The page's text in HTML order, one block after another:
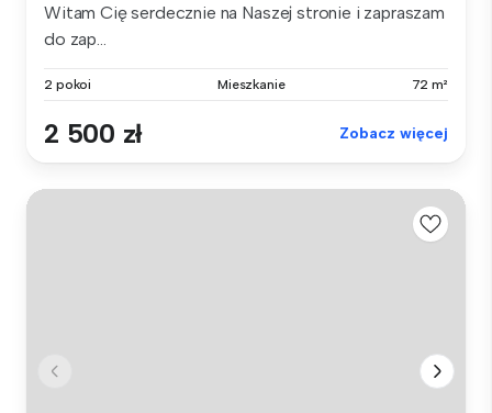
Witam Cię serdecznie na Naszej stronie i zapraszam
do zap...
2 pokoi Mieszkanie 72 m²
2 500 zł Zobacz więcej